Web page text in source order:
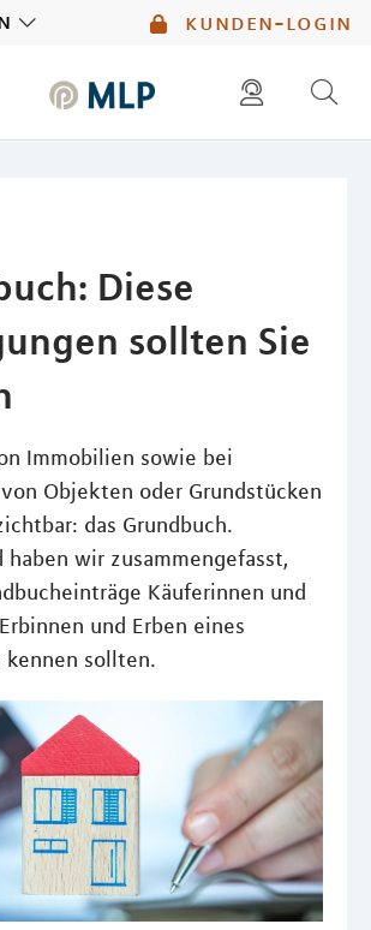
kunden-login
Diese
sollten Sie
Immobilien sowie bei
Objekten oder Grundstücken
das Grundbuch.
haben wir zusammengefasst,
Käuferinnen und
und Erben eines
kennen sollten.